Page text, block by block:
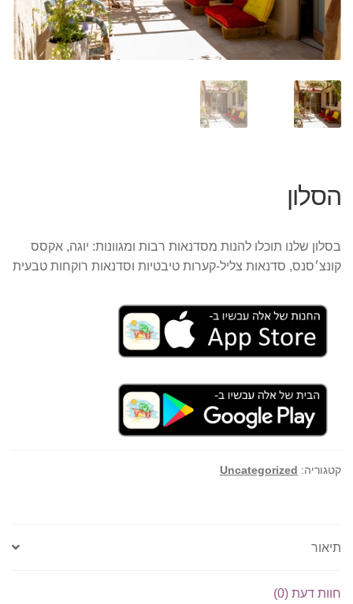
הסלון
בסלון שלנו תוכלו להנות מסדנאות רבות ומגוונות: יוגה, אקסס
קונצ׳סנס, סדנאות צליל-קערות טיבטיות וסדנאות רוקחות טבעית
קטגוריה: Uncategorized
תיאור
חוות דעת (0)